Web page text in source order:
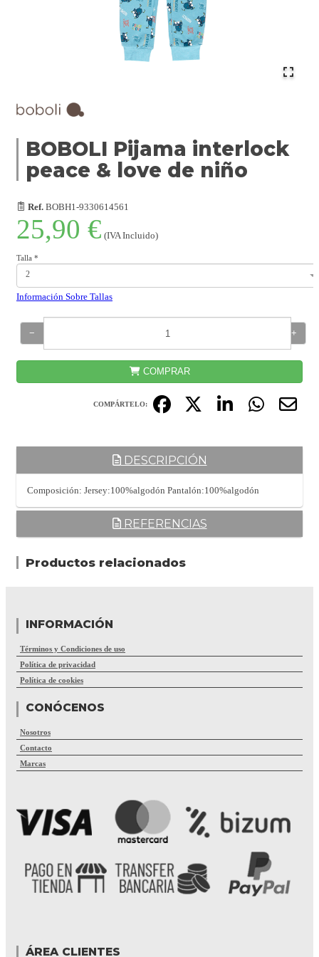
BOBOLI Pijama interlock
peace & love de niño
Ref. BOBH1-9330614561
25,90 € (IVA Incluido)
Talla *
2
Información Sobre Tallas
− +
COMPRAR
COMPÁRTELO:
DESCRIPCIÓN
Composición: Jersey:100%algodón Pantalón:100%algodón
REFERENCIAS
Productos relacionados
INFORMACIÓN
Términos y Condiciones de uso
Política de privacidad
Política de cookies
CONÓCENOS
Nosotros
Contacto
Marcas
ÁREA CLIENTES